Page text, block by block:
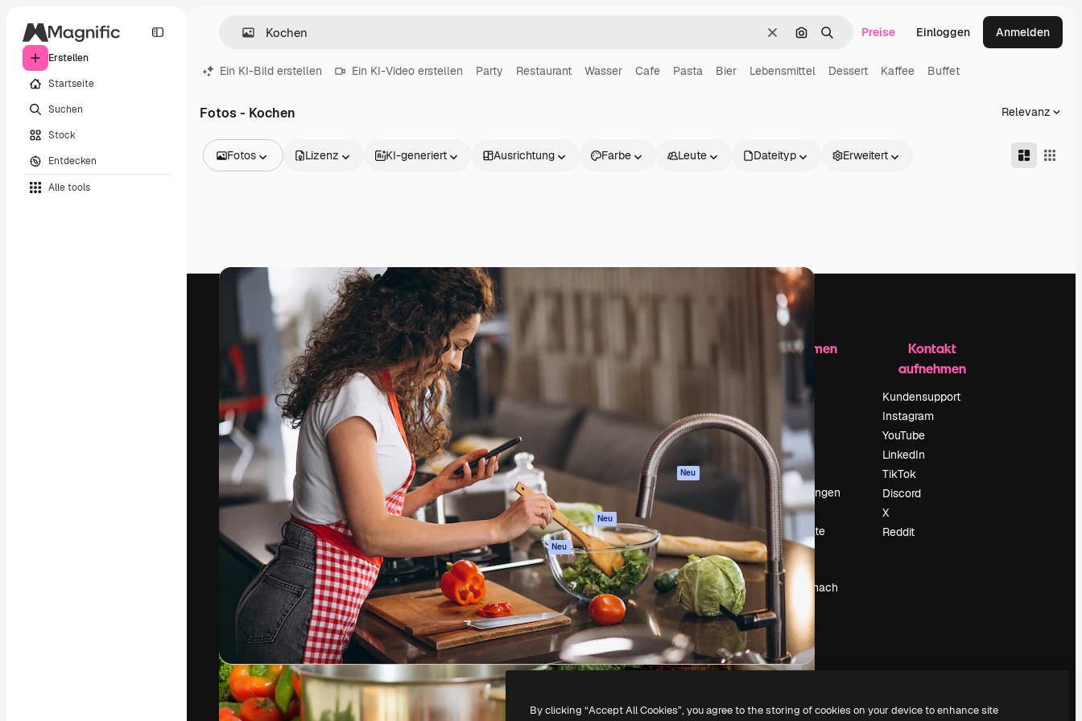
Erstellen
Startseite
Suchen
Stock
Entdecken
Alle tools
LöschenNach Bild suchen
SuchenPreise Einloggen Anmelden
Ein KI-Bild erstellen Ein KI-Video erstellen Party Restaurant Wasser Cafe Pasta Bier Lebensmittel Dessert Kaffee Buffet
Fotos - Kochen Relevanz
Fotos
Videos
Filmmaterial
Motion Graphics
Videovorlagen
3D-Modelle
Schriftarten
Lizenz KI-generiert Ausrichtung Farbe Leute Dateityp Erweitert
Die kreative Plattform, um deine beste
Arbeit zu verwirklichen. Mehr als 1 Million
Abonnenten unter Kreativen, Unternehmen,
Agenturen und Studios.
Deutsch
Produkte
KI-Assistent
KI-Bildgenerator
KI-Videogenerator
KI-
Stimmengenerator
Stock-Inhalte
MCP für
Claude/ChatGPT
Neu
Agenten Neu
API
Mobile App
Alle Magnific-Tools
Loslegen
Datenschutzerklärung
Originale Neu
Cookie-Richtlinie
Vertrauenszentrum
Partner
Unternehmen
Unternehmen
Karriere
Suchtrends
Blog
Veranstaltungen
Slidesgo
Deine Inhalte
verkaufen
Pressesaal
Suchst du nach
magnific.ai
Kontakt
aufnehmen
Kundensupport
Instagram
YouTube
LinkedIn
TikTok
Discord
X
Reddit
Copyright © 2010- 2026 Freepik Company S.L.U. Alle Rechte vorbehalten.
By clicking “Accept All Cookies”, you agree to the storing of cookies on your device to enhance site